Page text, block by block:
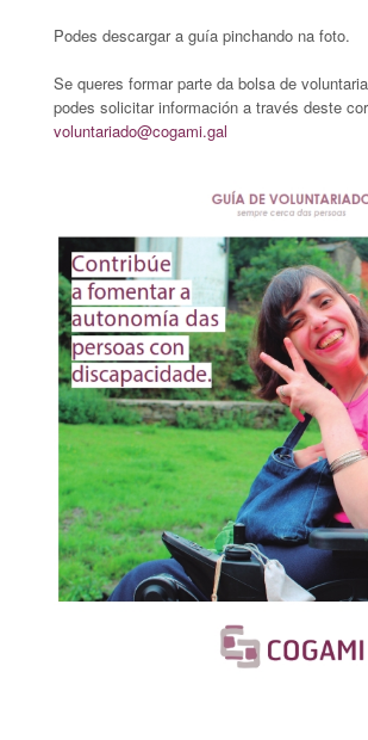
Podes descargar a guía pinchando na foto.
Se queres formar parte da bolsa de
podes solicitar información a través deste
voluntariado@cogami.gal